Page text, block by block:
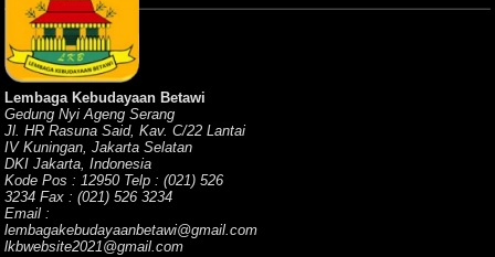
Lembaga Kebudayaan Betawi
Gedung Nyi Ageng Serang
Jl. HR Rasuna Said, Kav. C/22 Lantai
IV Kuningan, Jakarta Selatan
DKI Jakarta, Indonesia
Kode Pos : 12950 Telp : (021) 526
3234 Fax : (021) 526 3234
Email :
lembagakebudayaanbetawi@gmail.com
lkbwebsite2021@gmail.com